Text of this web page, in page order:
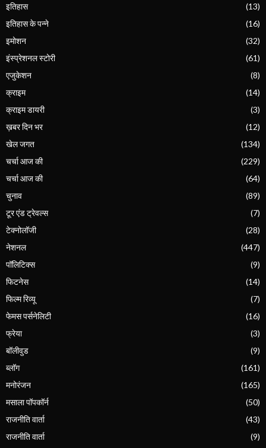
इतिहास
(13)
इतिहास के पन्ने
(16)
इमोशन
(32)
इंस्प्रेशनल स्टोरी
(61)
एजुकेशन
(8)
क्राइम
(14)
क्राइम डायरी
(3)
ख़बर दिन भर
(12)
खेल जगत
(134)
चर्चा आज की
(229)
चर्चा आज की
(64)
चुनाव
(89)
टूर एंड ट्रेवल्स
(7)
टेक्नोलॉजी
(28)
नेशनल
(447)
पॉलिटिक्स
(9)
फिटनेस
(14)
फिल्म रिव्यू
(7)
फेमस पर्सनेलिटी
(16)
फ्रेया
(3)
बॉलीवुड
(9)
ब्लॉग
(161)
मनोरंजन
(165)
मसाला पॉपकॉर्न
(50)
राजनीति वार्ता
(43)
राजनीति वार्ता
(9)